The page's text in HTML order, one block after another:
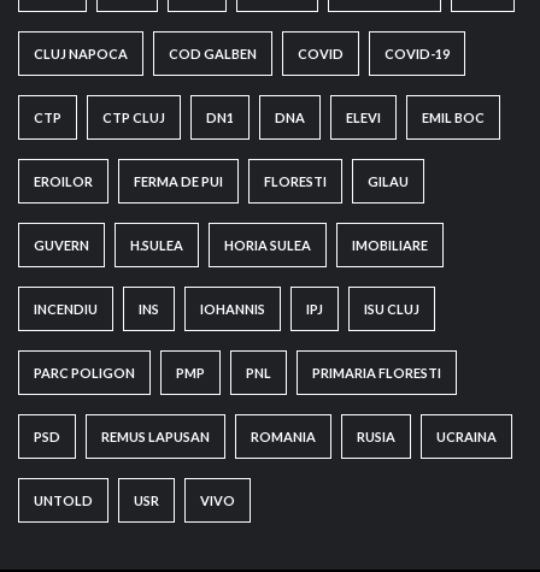
CLUJ NAPOCA COD GALBEN COVID COVID-19
CTP CTP CLUJ DN1 DNA ELEVI EMIL BOC
EROILOR FERMA DE PUI FLORESTI GILAU
GUVERN H.SULEA HORIA SULEA IMOBILIARE
INCENDIU INS IOHANNIS IPJ ISU CLUJ
PARC POLIGON PMP PNL PRIMARIA FLORESTI
PSD REMUS LAPUSAN ROMANIA RUSIA UCRAINA
UNTOLD USR VIVO